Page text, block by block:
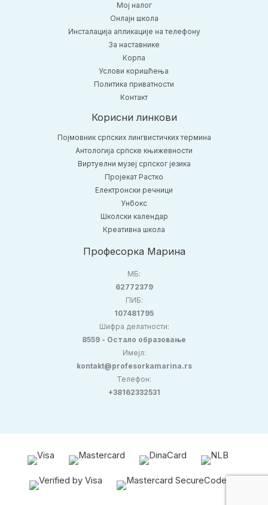
Moj налог
Онлајн школа
Инсталација апликације на телефону
За наставнике
Корпа
Услови коришћења
Политика приватности
Контакт
Корисни линкови
Појмовник српских лингвистичких термина
Антологија српске књижевности
Виртуелни музеј српског језика
Пројекат Растко
Електронски речници
Унбокс
Школски календар
Креативна школа
Професорка Марина
МБ:
62772379
ПИБ:
107481795
Шифра делатности:
8559 - Остало образовање
Имејл:
kontakt@profesorkamarina.rs
Телефон:
+38162332531